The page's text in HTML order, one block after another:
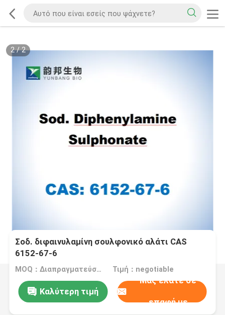
2/2
Σοδ. διφαινυλαμίνη σουλφονικό αλάτι CAS
6152-67-6
MOQ：Διαπραγματεύσιμα Τιμή：negotiable
Καλύτερη τιμή
Μας ελάτε σε
επαφή με